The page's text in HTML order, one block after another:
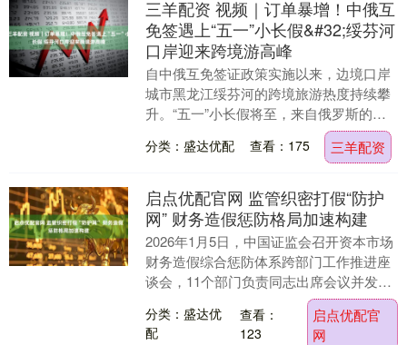
三羊配资 视频｜订单暴增！中俄互
免签遇上“五一”小长假&#32;绥芬河
口岸迎来跨境游高峰
自中俄互免签证政策实施以来，边境口岸
城市黑龙江绥芬河的跨境旅游热度持续攀
升。“五一”小长假将至，来自俄罗斯的旅
行团订单量大幅增长。 据介绍，今年“五
一”俄罗斯有....
分类：盛达优配 查看：175 三羊配资
启点优配官网 监管织密打假“防护
网” 财务造假惩防格局加速构建
2026年1月5日，中国证监会召开资本市场
财务造假综合惩防体系跨部门工作推进座
谈会，11个部门负责同志出席会议并发
言，共同研究推进进一步加强财务造假综
合惩防重点....
分类：盛达优
配
查看：
123
启点优配官
网